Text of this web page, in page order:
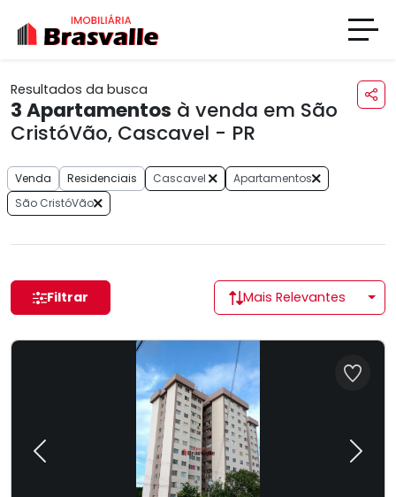
Resultados da busca
3Apartamentos à venda em São
CristóVão, Cascavel - PR
Venda Residenciais Cascavel
Apartamentos
São CristóVão
Filtrar Mais Relevantes
Previous Next